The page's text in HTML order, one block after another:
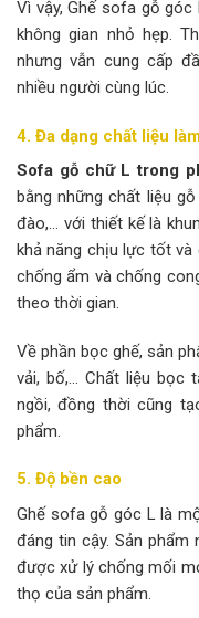
Vì vậy, Ghế sofa gỗ
không gian nhỏ hẹp.
nhưng vẫn cung cấp
nhiều người cùng lúc.
4. Đa dạng chất liệu
Sofa gỗ chữ L trong
bằng những chất liệu
đào,… với thiết kế là
khả năng chịu lực tốt
chống ẩm và chống
theo thời gian.
Về phần bọc ghế, sản
vải, bố,… Chất liệu bọc
ngồi, đồng thời cũng
phẩm.
5. Độ bền cao
Ghế sofa gỗ góc L là
đáng tin cậy. Sản
được xử lý chống mối
thọ của sản phẩm.